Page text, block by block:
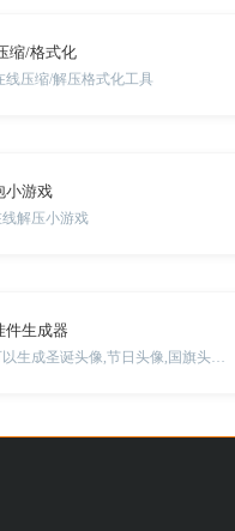
缩/格式化
线压缩/解压格式化工具
小游戏
解压小游戏
件生成器